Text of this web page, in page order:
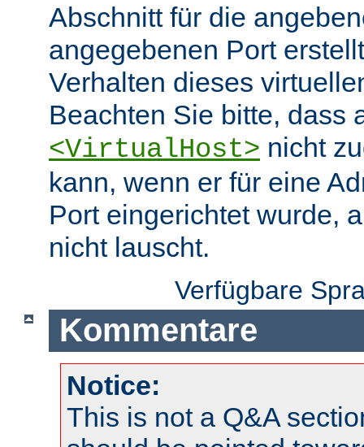
Abschnitt für die
angegebenen Port
Verhalten dieses
Beachten Sie bitte, dass
<VirtualHost> nicht
kann, wenn er für eine
Port eingerichtet wurde,
nicht lauscht.
Verfügbare
Kommentare
Notice:
This is not a Q&A